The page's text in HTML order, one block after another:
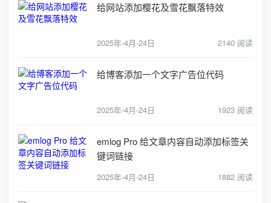
给网站添加樱花及雪花飘落特效
2025年-4月-24日 2140 阅读
给博客添加一个文字广告位代码
2025年-4月-24日 1923 阅读
emlog Pro 给文章内容自动添加标签关
键词链接
2025年-4月-24日 1882 阅读